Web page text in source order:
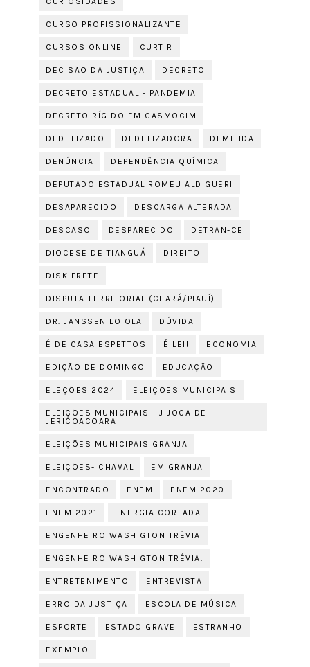
CURSO PROFISSIONALIZANTE
CURSOS ONLINE CURTIR
DECISÃO DA JUSTIÇA DECRETO
DECRETO ESTADUAL - PANDEMIA
DECRETO RÍGIDO EM CASMOCIM
DEDETIZADO DEDETIZADORA DEMITIDA
DENÚNCIA DEPENDÊNCIA QUÍMICA
DEPUTADO ESTADUAL ROMEU ALDIGUERI
DESAPARECIDO DESCARGA ALTERADA
DESCASO DESPARECIDO DETRAN-CE
DIOCESE DE TIANGUÁ DIREITO
DISK FRETE
DISPUTA TERRITORIAL (CEARÁ/PIAUÍ)
DR. JANSSEN LOIOLA DÚVIDA
É DE CASA ESPETTOS É LEI! ECONOMIA
EDIÇÃO DE DOMINGO EDUCAÇÃO
ELEÇÕES 2024 ELEIÇÕES MUNICIPAIS
ELEIÇÕES MUNICIPAIS - JIJOCA DE
JERICOACOARA
ELEIÇÕES MUNICIPAIS GRANJA
ELEIÇÕES- CHAVAL EM GRANJA
ENCONTRADO ENEM ENEM 2020
ENEM 2021 ENERGIA CORTADA
ENGENHEIRO WASHIGTON TRÉVIA
ENGENHEIRO WASHIGTON TRÉVIA.
ENTRETENIMENTO ENTREVISTA
ERRO DA JUSTIÇA ESCOLA DE MÚSICA
ESPORTE ESTADO GRAVE ESTRANHO
EXEMPLO